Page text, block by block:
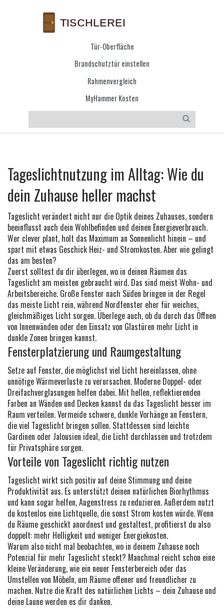
Tür-Oberfläche
Brandschutztür einstellen
Rahmenvergleich
MyHammer Kosten
Tageslichtnutzung im Alltag: Wie du
dein Zuhause heller machst
Tageslicht verändert nicht nur die Optik deines Zuhauses, sondern
beeinflusst auch dein Wohlbefinden und deinen Energieverbrauch.
Wer clever plant, holt das Maximum an Sonnenlicht hinein – und
spart mit etwas Geschick Heiz- und Stromkosten. Aber wie gelingt
das am besten?
Zuerst solltest du dir überlegen, wo in deinen Räumen das
Tageslicht am meisten gebraucht wird. Das sind meist Wohn- und
Arbeitsbereiche. Große Fenster nach Süden bringen in der Regel
das meiste Licht rein, während Nordfenster eher für weiches,
gleichmäßiges Licht sorgen. Überlege auch, ob du durch das Öffnen
von Innenwänden oder den Einsatz von Glastüren mehr Licht in
dunkle Zonen bringen kannst.
Fensterplatzierung und Raumgestaltung
Setze auf Fenster, die möglichst viel Licht hereinlassen, ohne
unnötige Wärmeverluste zu verursachen. Moderne Doppel- oder
Dreifachverglasungen helfen dabei. Mit hellen, reflektierenden
Farben an Wänden und Decken kannst du das Tageslicht besser im
Raum verteilen. Vermeide schwere, dunkle Vorhänge an Fenstern,
die viel Tageslicht bringen sollen. Stattdessen sind leichte
Gardinen oder Jalousien ideal, die Licht durchlassen und trotzdem
für Privatsphäre sorgen.
Vorteile von Tageslicht richtig nutzen
Tageslicht wirkt sich positiv auf deine Stimmung und deine
Produktivität aus. Es unterstützt deinen natürlichen Biorhythmus
und kann sogar helfen, Augenstress zu reduzieren. Außerdem nutzt
du kostenlos eine Lichtquelle, die sonst Strom kosten würde. Wenn
du Räume geschickt anordnest und gestaltest, profitierst du also
doppelt: mehr Helligkeit und weniger Energiekosten.
Warum also nicht mal beobachten, wo in deinem Zuhause noch
Potenzial für mehr Tageslicht steckt? Manchmal reicht schon eine
kleine Veränderung, wie ein neuer Fensterbereich oder das
Umstellen von Möbeln, um Räume offener und freundlicher zu
machen. Nutze die Kraft des natürlichen Lichts – dein Zuhause und
deine Laune werden es dir danken.